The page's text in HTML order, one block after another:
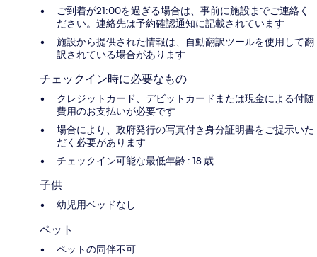
ご到着が21:00を過ぎる場合は、事前に施設までご連絡く
ださい。連絡先は予約確認通知に記載されています
施設から提供された情報は、自動翻訳ツールを使用して翻
訳されている場合があります
チェックイン時に必要なもの
クレジットカード、デビットカードまたは現金による付随
費用のお支払いが必要です
場合により、政府発行の写真付き身分証明書をご提示いた
だく必要があります
チェックイン可能な最低年齢 : 18 歳
子供
幼児用ベッドなし
ペット
ペットの同伴不可